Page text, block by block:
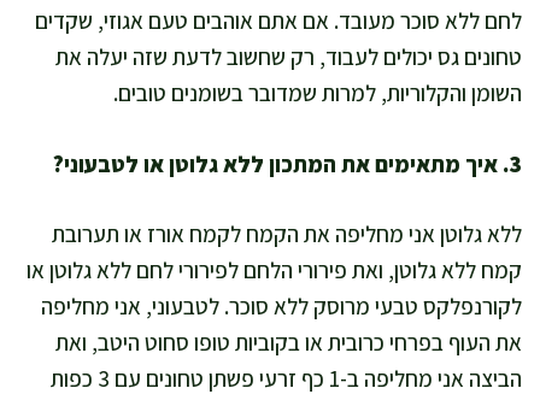
לחם ללא סוכר מעובד. אם אתם אוהבים טעם אגוזי, שקדים
טחונים גס יכולים לעבוד, רק שחשוב לדעת שזה יעלה את
השומן והקלוריות, למרות שמדובר בשומנים טובים.
3. איך מתאימים את המתכון ללא גלוטן או לטבעוני?
ללא גלוטן אני מחליפה את הקמח לקמח אורז או תערובת
קמח ללא גלוטן, ואת פירורי הלחם לפירורי לחם ללא גלוטן או
לקורנפלקס טבעי מרוסק ללא סוכר. לטבעוני, אני מחליפה
את העוף בפרחי כרובית או בקוביות טופו סחוט היטב, ואת
הביצה אני מחליפה ב-1 כף זרעי פשתן טחונים עם 3 כפות